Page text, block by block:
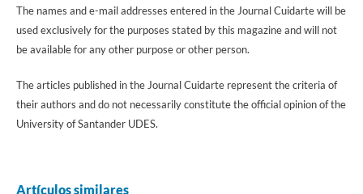
The names and e-mail addresses entered in the Journal Cuidarte will be
used exclusively for the purposes stated by this magazine and will not
be available for any other purpose or other person.
The articles published in the Journal Cuidarte represent the criteria of
their authors and do not necessarily constitute the official opinion of the
University of Santander UDES.
Artículos similares